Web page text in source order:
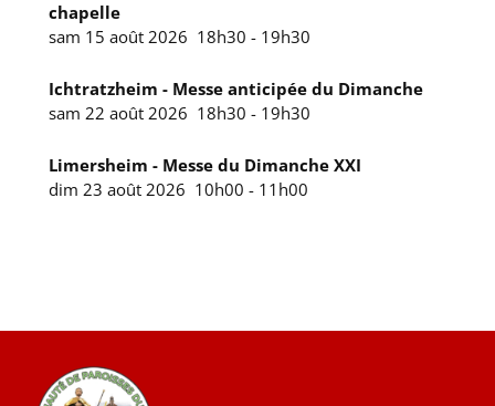
chapelle
sam 15 août 2026 18h30 - 19h30
Ichtratzheim - Messe anticipée du Dimanche
sam 22 août 2026 18h30 - 19h30
Limersheim - Messe du Dimanche XXI
dim 23 août 2026 10h00 - 11h00